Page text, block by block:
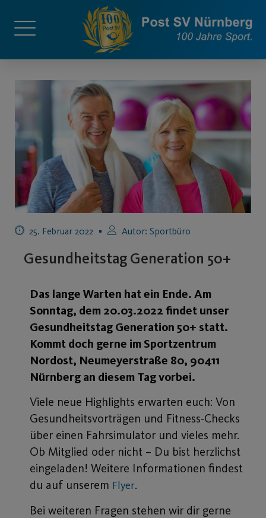
25. Februar 2022 Autor: Sportbüro
Gesundheitstag Generation 50+
Das lange Warten hat ein Ende. Am
Sonntag, dem 20.03.2022 findet unser
Gesundheitstag Generation 50+ statt.
Kommt doch gerne im Sportzentrum
Nordost, Neumeyerstraße 80, 90411
Nürnberg an diesem Tag vorbei.
Viele neue Highlights erwarten euch: Von
Gesundheitsvorträgen und Fitness-Checks
über einen Fahrsimulator und vieles mehr.
Ob Mitglied oder nicht – Du bist herzlichst
eingeladen! Weitere Informationen findest
du auf unserem Flyer.
Bei weiteren Fragen stehen wir dir gerne